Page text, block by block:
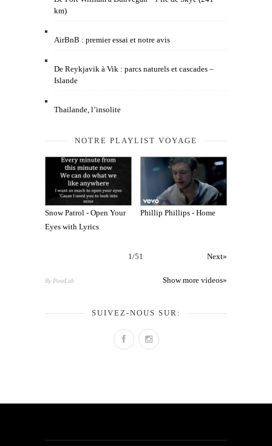
km)
AirBnB : premier essai et notre avis
De Reykjavik à Vik : parcs naturels et cascades –
Islande
Thailande, l’insolite
NOTRE PLAYLIST VOYAGE
Snow Patrol - Open Your
Eyes with Lyrics
Phillip Phillips - Home
1/51 Next»
By PoseLab Show more videos»
SUIVEZ-NOUS SUR: